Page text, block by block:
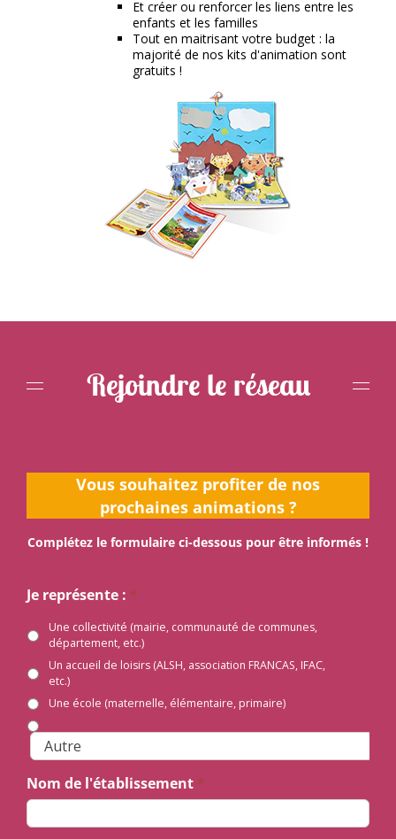
Et créer ou renforcer les liens entre les
enfants et les familles
Tout en maitrisant votre budget : la
majorité de nos kits d'animation sont
gratuits !
Rejoindre le réseau
Vous souhaitez profiter de nos
prochaines animations ?
Complétez le formulaire ci-dessous pour être informés !
Je représente : *
Une collectivité (mairie, communauté de communes,
département, etc.)
Un accueil de loisirs (ALSH, association FRANCAS, IFAC,
etc.)
Une école (maternelle, élémentaire, primaire)
Nom de l'établissement *